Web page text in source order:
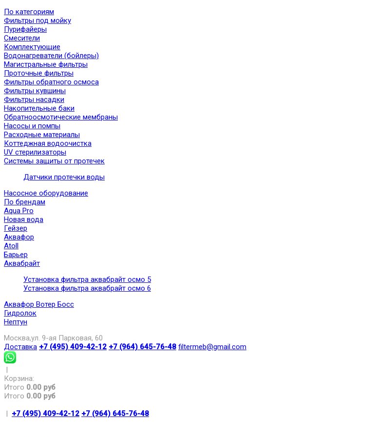
По категориям
Фильтры под мойку
Пурифайеры
Смесители
Комплектующие
Водонагреватели (бойлеры)
Магистральные фильтры
Проточные фильтры
Фильтры обратного осмоса
Фильтры кувшины
Фильтры насадки
Накопительные баки
Обратноосмотические мембраны
Насосы и помпы
Расходные материалы
Коттеджная водоочистка
UV стерилизаторы
Системы защиты от протечек
Датчики протечки воды
Насосное оборудование
По брендам
Aqua Pro
Новая вода
Гейзер
Аквафор
Atoll
Барьер
Аквабрайт
Установка фильтра аквабрайт осмо 5
Установка фильтра аквабрайт осмо 6
Аквафор Вотер Босс
Гидролок
Нептун
Москва,ул. 9-ая Парковая, 60
Доставка +7 (495) 409-42-12 +7 (964) 645-76-48 filtermeb@gmail.com
|
Корзина:
Итого 0.00 руб
Итого 0.00 руб
| +7 (495) 409-42-12 +7 (964) 645-76-48